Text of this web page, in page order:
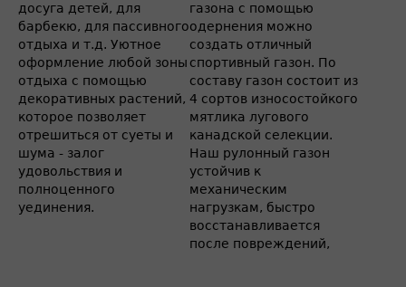
досуга детей, для
барбекю, для пассивного
отдыха и т.д. Уютное
оформление любой зоны
отдыха с помощью
декоративных растений,
которое позволяет
отрешиться от суеты и
шума - залог
удовольствия и
полноценного
уединения.
газона с помощью
одернения можно
создать отличный
спортивный газон. По
составу газон состоит из
4 сортов износостойкого
мятлика лугового
канадской селекции.
Наш рулонный газон
устойчив к
механическим
нагрузкам, быстро
восстанавливается
после повреждений,